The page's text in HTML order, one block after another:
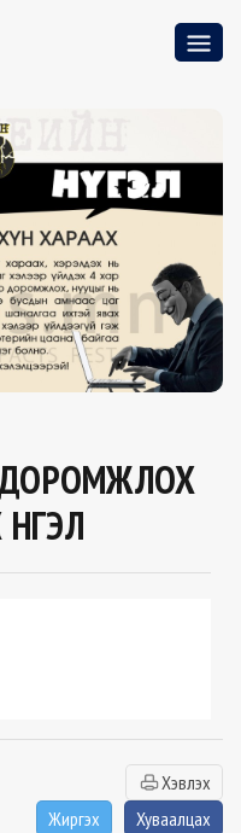
ДОРОМЖЛОХ
Хэвлэх
Жиргэх
Хуваалцах